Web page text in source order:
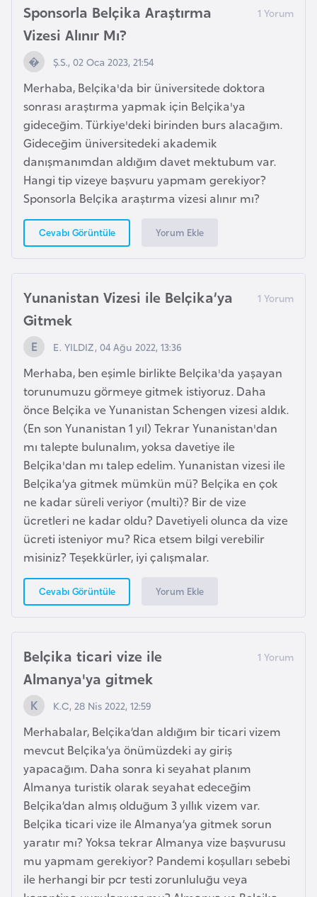
Sponsorla Belçika Araştırma
Vizesi Alınır Mı?
Ş.S., 02 Oca 2023, 21:54
Merhaba, Belçika'da bir üniversitede doktora
sonrası araştırma yapmak için Belçika'ya
gideceğim. Türkiye'deki birinden burs alacağım.
Gideceğim üniversitedeki akademik
danışmanımdan aldığım davet mektubum var.
Hangi tip vizeye başvuru yapmam gerekiyor?
Sponsorla Belçika araştırma vizesi alınır mı?
Cevabı Görüntüle Yorum Ekle
Yunanistan Vizesi ile Belçika’ya
Gitmek
E. YILDIZ, 04 Ağu 2022, 13:36
Merhaba, ben eşimle birlikte Belçika'da yaşayan
torunumuzu görmeye gitmek istiyoruz. Daha
önce Belçika ve Yunanistan Schengen vizesi aldık.
(En son Yunanistan 1 yıl) Tekrar Yunanistan'dan
mı talepte bulunalım, yoksa davetiye ile
Belçika'dan mı talep edelim. Yunanistan vizesi ile
Belçika’ya gitmek mümkün mü? Belçika en çok
ne kadar süreli veriyor (multi)? Bir de vize
ücretleri ne kadar oldu? Davetiyeli olunca da vize
ücreti isteniyor mu? Rica etsem bilgi verebilir
misiniz? Teşekkürler, iyi çalışmalar.
Cevabı Görüntüle Yorum Ekle
Belçika ticari vize ile
Almanya'ya gitmek
K.C, 28 Nis 2022, 12:59
Merhabalar, Belçika’dan aldığım bir ticari vizem
mevcut Belçika’ya önümüzdeki ay giriş
yapacağım. Daha sonra ki seyahat planım
Almanya turistik olarak seyahat edeceğim
Belçika’dan almış olduğum 3 yıllık vizem var.
Belçika ticari vize ile Almanya’ya gitmek sorun
yaratır mı? Yoksa tekrar Almanya vize başvurusu
mu yapmam gerekiyor? Pandemi koşulları sebebi
ile herhangi bir pcr testi zorunluluğu veya
r
i
s
t
a
n
B
u
r
k
i
a
F
a
o
Ç
a
d
Ç
e
k
C
u
m
h
u
i
y
e
i
C
e
z
a
y
i
r
C